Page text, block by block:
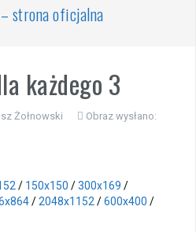
Wakacji🐬🐙
szkolnego 2025/2026
miejsce
Wakacje”
strona oficjalna
każdego 3
Żołnowski
Obraz wysłano:
/ 150x150 /300x169 /
/2048x1152 /600x400 /